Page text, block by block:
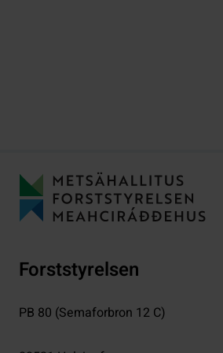
Forststyrelsen
PB 80 (Semaforbron 12 C)